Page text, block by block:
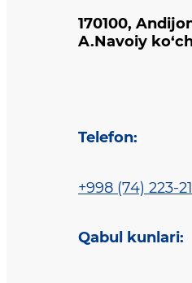
170100,
A.Navoiy
Telefon:
+998 (74) 223-
Qabul kunlari: